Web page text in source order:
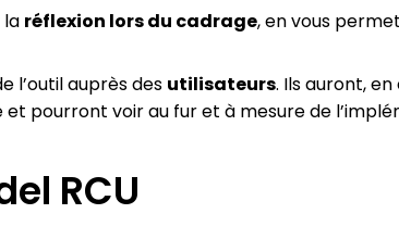
la réflexion lors du cadrage, en vous
l’outil auprès des utilisateurs. Ils auront,
pourront voir au fur et à mesure de
RCU